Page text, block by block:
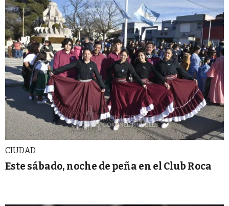
CIUDAD
Este sábado, noche de peña en el Club Roca